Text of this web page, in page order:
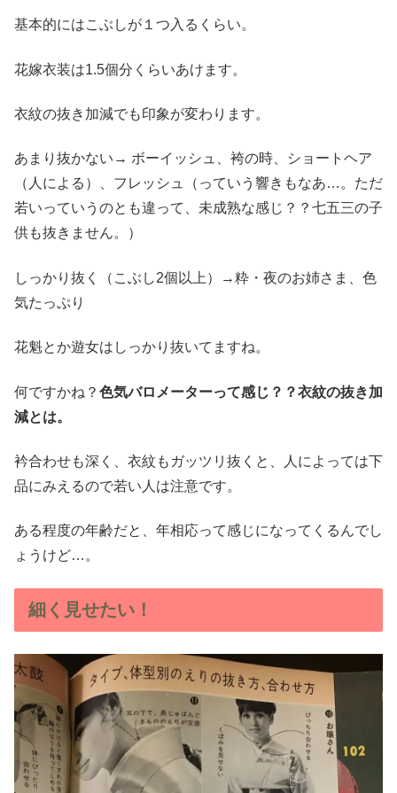
基本的にはこぶしが１つ入るくらい。
花嫁衣装は1.5個分くらいあけます。
衣紋の抜き加減でも印象が変わります。
あまり抜かない→ ボーイッシュ、袴の時、ショートヘア
（人による）、フレッシュ（っていう響きもなあ…。ただ
若いっていうのとも違って、未成熟な感じ？？七五三の子
供も抜きません。）
しっかり抜く（こぶし2個以上）→粋・夜のお姉さま、色
気たっぷり
花魁とか遊女はしっかり抜いてますね。
何ですかね？ 色気バロメーターって感じ？？衣紋の抜き加
減とは。
衿合わせも深く、衣紋もガッツリ抜くと、人によっては下
品にみえるので若い人は注意です。
ある程度の年齢だと、年相応って感じになってくるんでし
ょうけど…。
細く見せたい！